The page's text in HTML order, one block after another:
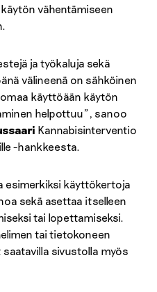
vähentämiseen
ja työkaluja sekä
välineenä on sähköinen
käyttöään käytön
helpottuu”, sanoo
Kannabisinterventio
-hankkeesta.
esimerkiksi käyttökertoja
sekä asettaa itselleen
tai lopettamiseksi.
tai tietokoneen
sivustolla myös